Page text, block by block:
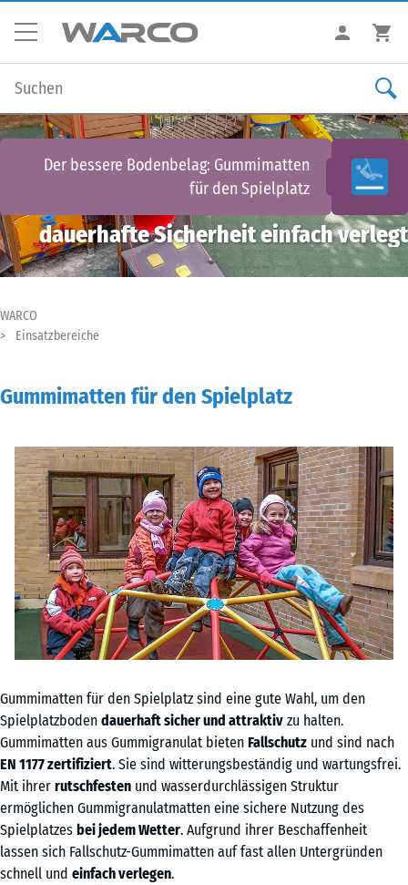
Der bessere Bodenbelag: Gummimatten
für den Spielplatz
dauerhafte Sicherheit einfach verlegt
WARCO
Einsatzbereiche
Gummimatten für den Spielplatz
Gummimatten für den Spielplatz sind eine gute Wahl, um den
Spielplatzboden dauerhaft sicher und attraktiv zu halten.
Gummimatten aus Gummigranulat bieten Fallschutz und sind nach
EN 1177 zertifiziert. Sie sind witterungsbeständig und wartungsfrei.
Mit ihrer rutschfesten und wasserdurchlässigen Struktur
ermöglichen Gummigranulatmatten eine sichere Nutzung des
Spielplatzes bei jedem Wetter. Aufgrund ihrer Beschaffenheit
lassen sich Fallschutz-Gummimatten auf fast allen Untergründen
schnell und einfach verlegen.